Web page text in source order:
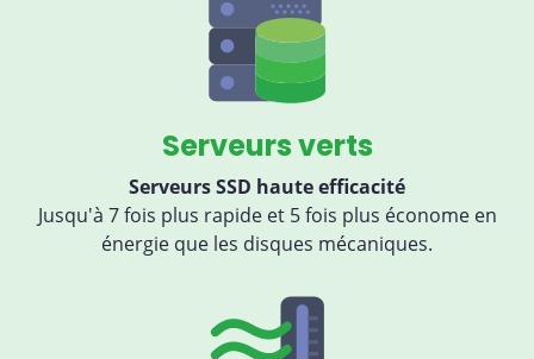
Serveurs verts
Serveurs SSD haute efficacité
Jusqu'à 7 fois plus rapide et 5 fois plus économe en
énergie que les disques mécaniques.